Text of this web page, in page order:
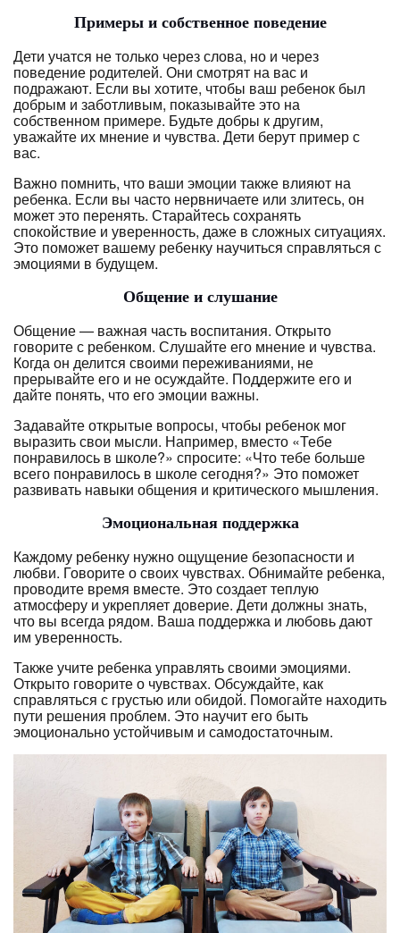
Примеры и собственное поведение
Дети учатся не только через слова, но и через
поведение родителей. Они смотрят на вас и
подражают. Если вы хотите, чтобы ваш ребенок был
добрым и заботливым, показывайте это на
собственном примере. Будьте добры к другим,
уважайте их мнение и чувства. Дети берут пример с
вас.
Важно помнить, что ваши эмоции также влияют на
ребенка. Если вы часто нервничаете или злитесь, он
может это перенять. Старайтесь сохранять
спокойствие и уверенность, даже в сложных ситуациях.
Это поможет вашему ребенку научиться справляться с
эмоциями в будущем.
Общение и слушание
Общение — важная часть воспитания. Открыто
говорите с ребенком. Слушайте его мнение и чувства.
Когда он делится своими переживаниями, не
прерывайте его и не осуждайте. Поддержите его и
дайте понять, что его эмоции важны.
Задавайте открытые вопросы, чтобы ребенок мог
выразить свои мысли. Например, вместо «Тебе
понравилось в школе?» спросите: «Что тебе больше
всего понравилось в школе сегодня?» Это поможет
развивать навыки общения и критического мышления.
Эмоциональная поддержка
Каждому ребенку нужно ощущение безопасности и
любви. Говорите о своих чувствах. Обнимайте ребенка,
проводите время вместе. Это создает теплую
атмосферу и укрепляет доверие. Дети должны знать,
что вы всегда рядом. Ваша поддержка и любовь дают
им уверенность.
Также учите ребенка управлять своими эмоциями.
Открыто говорите о чувствах. Обсуждайте, как
справляться с грустью или обидой. Помогайте находить
пути решения проблем. Это научит его быть
эмоционально устойчивым и самодостаточным.